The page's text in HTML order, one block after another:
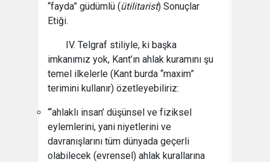
“fayda” güdümlü (ütilitarist) Sonuçlar
Etiği.
IV. Telgraf stiliyle, ki başka
imkanımız yok, Kant’ın ahlak kuramını şu
temel ilkelerle (Kant burda “maxim”
terimini kullanır) özetleyebiliriz:
“‘ahlaklı insan’ düşünsel ve fiziksel
eylemlerini, yani niyetlerini ve
davranışlarını tüm dünyada geçerli
olabilecek (evrensel) ahlak kurallarına